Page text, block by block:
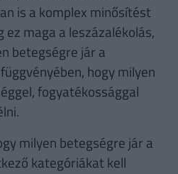
is a komplex minősítést
maga a leszázalékolás,
betegségre jár a
hogy milyen
fogyatékossággal
milyen betegségre jár a
kategóriákat kell